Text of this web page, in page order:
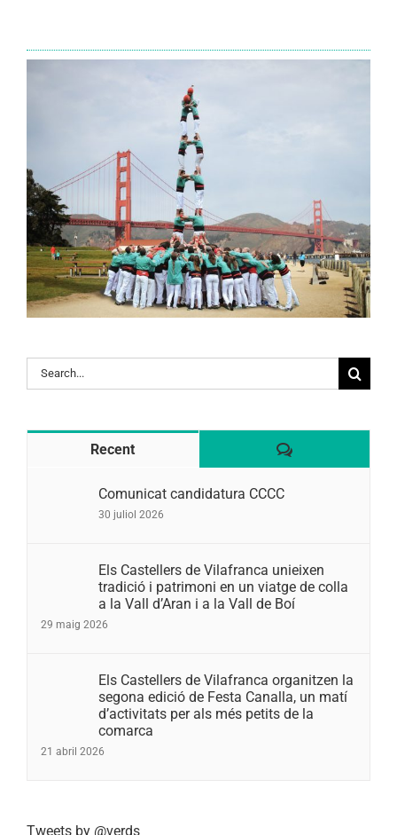
Search
for:
Recent Comentaris
Comunicat candidatura CCCC
30 juliol 2026
Els Castellers de Vilafranca unieixen
tradició i patrimoni en un viatge de colla
a la Vall d’Aran i a la Vall de Boí
29 maig 2026
Els Castellers de Vilafranca organitzen la
segona edició de Festa Canalla, un matí
d’activitats per als més petits de la
comarca
21 abril 2026
Tweets by @verds